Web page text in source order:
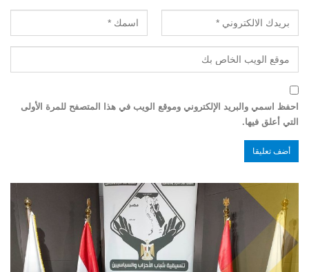
احفظ اسمي والبريد الإلكتروني وموقع الويب في هذا المتصفح للمرة الأولى
التي أعلق فيها.